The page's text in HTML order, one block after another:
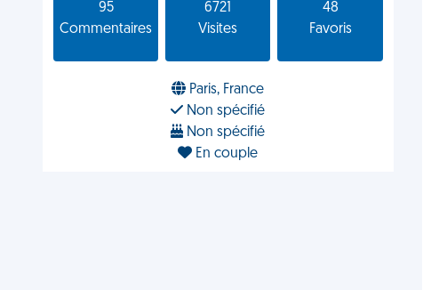
95
Commentaires
6721
Visites
48
Favoris
Paris, France
Non spécifié
Non spécifié
En couple